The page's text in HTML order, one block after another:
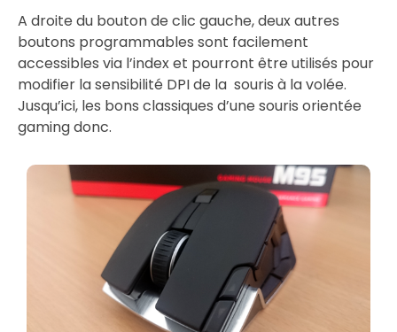
A droite du bouton de clic gauche, deux autres
boutons programmables sont facilement
accessibles via l’index et pourront être utilisés pour
modifier la sensibilité DPI de la souris à la volée.
Jusqu’ici, les bons classiques d’une souris orientée
gaming donc.